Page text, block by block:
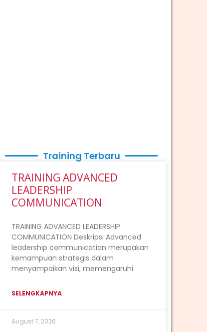
Training Terbaru
TRAINING ADVANCED
LEADERSHIP
COMMUNICATION
TRAINING ADVANCED LEADERSHIP
COMMUNICATION Deskripsi Advanced
leadership communication merupakan
kemampuan strategis dalam
menyampaikan visi, memengaruhi
SELENGKAPNYA
August 7, 2026